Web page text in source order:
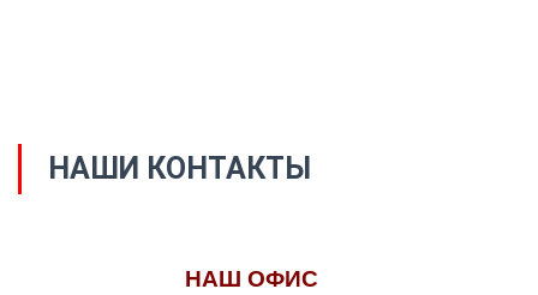
НАШИ КОНТАКТЫ
НАШ ОФИС